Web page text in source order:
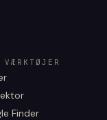
Finder